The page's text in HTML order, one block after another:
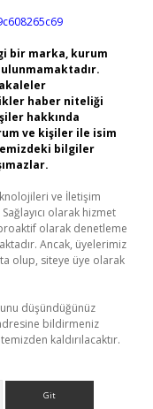
bir marka, kurum
haber niteliği
hakkında
ve kişiler ile isim
bilgiler
ve İletişim
olarak hizmet
olarak denetleme
Ancak, üyelerimiz
olup, siteye üye olarak
düşündüğünüz
bildirmeniz
kaldırılacaktır.